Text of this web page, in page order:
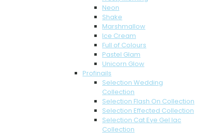
Neon
Shake
Marshmallow
Ice Cream
Full of Colours
Pastel Glam
Unicorn Glow
Profinails
Selection Wedding
Collection
Selection Flash On Collection
Selection Effected Collection
Selection Cat Eye Gel lac
Collection